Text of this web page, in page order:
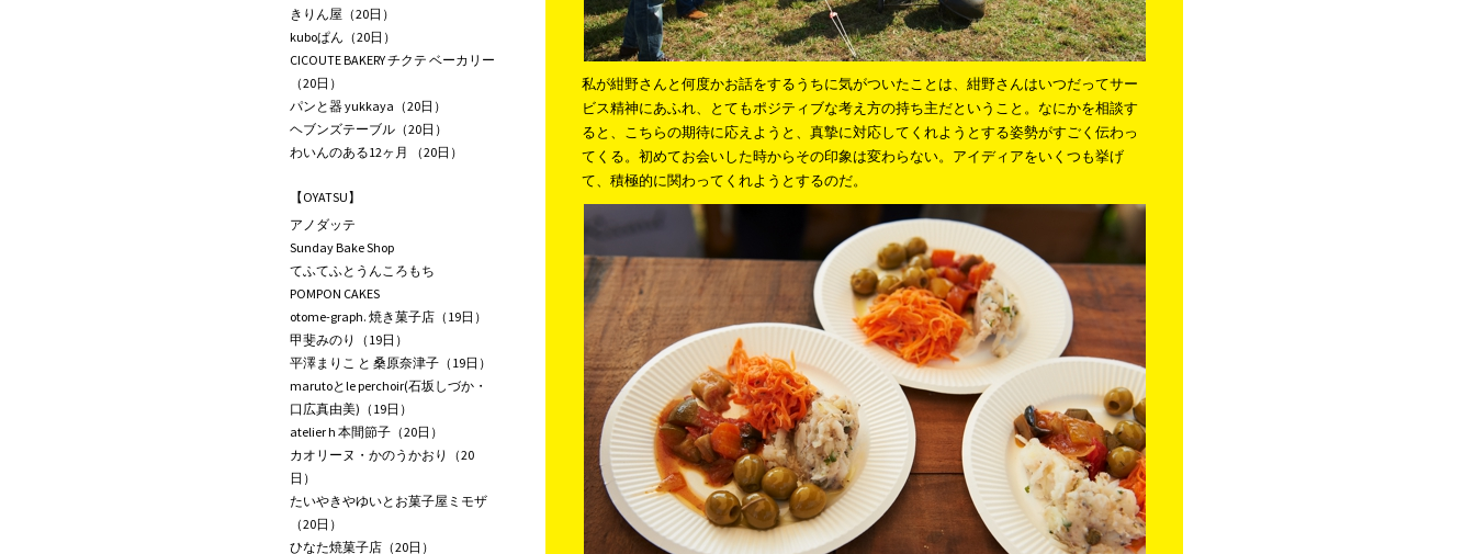
私が紺野さんと何度かお話をするうちに気がついたことは、紺野さんはいつだってサー
ビス精神にあふれ、とてもポジティブな考え方の持ち主だということ。なにかを相談す
ると、こちらの期待に応えようと、真摯に対応してくれようとする姿勢がすごく伝わっ
てくる。初めてお会いした時からその印象は変わらない。アイディアをいくつも挙げ
て、積極的に関わってくれようとするのだ。
きりん屋（20日）
kuboぱん（20日）
CICOUTE BAKERY チクテ ベーカリー
（20日）
パンと器 yukkaya（20日）
ヘブンズテーブル（20日）
わいんのある12ヶ月 （20日）
【OYATSU】
アノダッテ
Sunday Bake Shop
てふてふとうんころもち
POMPON CAKES
otome-graph. 焼き菓子店（19日）
甲斐みのり（19日）
平澤まりこ と 桑原奈津子（19日）
marutoとle perchoir(石坂しづか・
口広真由美)（19日）
atelier h 本間節子（20日）
カオリーヌ・かのうかおり（20
日）
たいやきやゆいとお菓子屋ミモザ
（20日）
ひなた焼菓子店（20日）